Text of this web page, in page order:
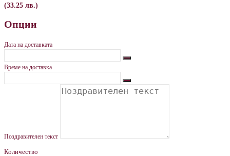
(33.25 лв.)
Опции
Дата на доставката
Време на доставка
Поздравителен текст
Количество